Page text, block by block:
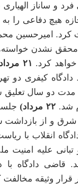
و ساناز
هیچ دفاعی را به
کرد. امیرحسین
نشدن
کرد. ۲۱
کیفری دو
دو سال تعلیق
شد. ۲۲مرداد)
شرق و از
انقلاب با
علیه امنیت
قاضی دادگاه با
وثیقه مخالفت